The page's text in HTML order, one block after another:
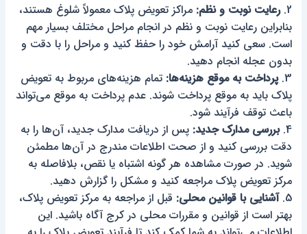
2. رعایت نوبت و نظم: مراکز تعویض پلاک معمولاً شلوغ هستند،
بنابراین رعایت نوبت و نظم در انجام مراحل مختلف بسیار مهم
است. سعی کنید آرامش خود را حفظ کنید و مراحل را با دقت و
بدون عجله انجام دهید.
3. پرداخت به موقع هزینه‌ها: تمام هزینه‌های مربوط به تعویض
پلاک باید به موقع پرداخت شوند. عدم پرداخت به موقع می‌تواند
باعث توقف فرآیند شود.
4. بررسی مدارک جدید: پس از دریافت مدارک جدید، آن‌ها را به
دقت بررسی کنید و از صحت اطلاعات مندرج در آن‌ها مطمئن
شوید. در صورت مشاهده هر گونه اشتباه یا نقص، بلافاصله به
مرکز تعویض پلاک مراجعه کنید و مشکل را گزارش دهید.
5. آشنایی با قوانین محلی: قبل از مراجعه به مرکز تعویض پلاک،
بهتر است از قوانین و مقررات محلی در کرج آگاه باشید. این